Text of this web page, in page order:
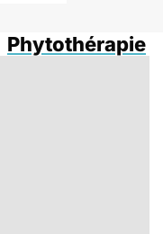
Phytothérapie